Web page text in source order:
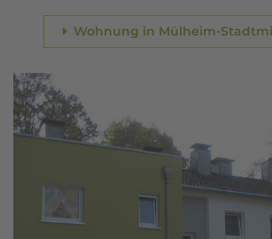
Wohnung in Mülheim-